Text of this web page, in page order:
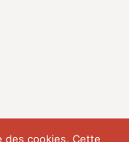
des cookies. Cette